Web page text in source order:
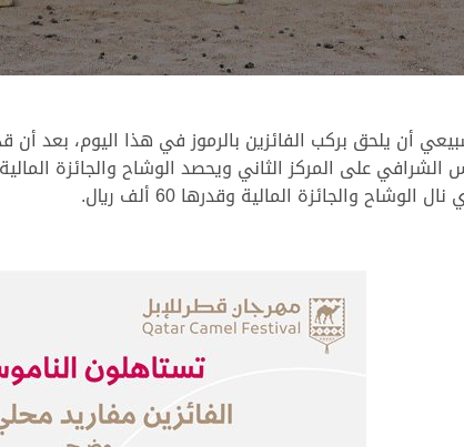
والجائزة المالية وقدرها 60 ألف ريال.